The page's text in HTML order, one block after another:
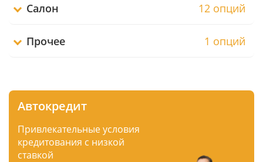
Салон 12 опций
Прочее 1 опций
Автокредит
Привлекательные условия
кредитования с низкой
ставкой